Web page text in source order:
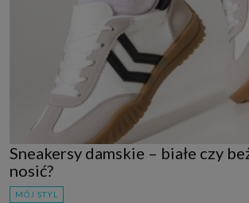
Sneakersy damskie – białe czy
nosić?
MÓJ STYL